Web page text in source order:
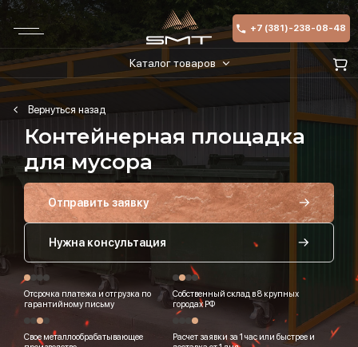
+7 (381)-238-08-48
Каталог товаров
Контейнерная площадка
для мусора
Отправить заявку
Нужна консультация
Отсрочка платежа и отгрузка по
гарантийному письму
Собственный склад в 8 крупных
городах РФ
Свое металлообрабатывающее
Расчет заявки за 1 час или быстрее и